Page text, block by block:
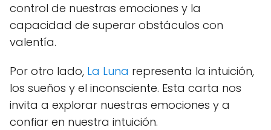
control de nuestras emociones y la
capacidad de superar obstáculos con
valentía.
Por otro lado, La Luna representa la intuición,
los sueños y el inconsciente. Esta carta nos
invita a explorar nuestras emociones y a
confiar en nuestra intuición.